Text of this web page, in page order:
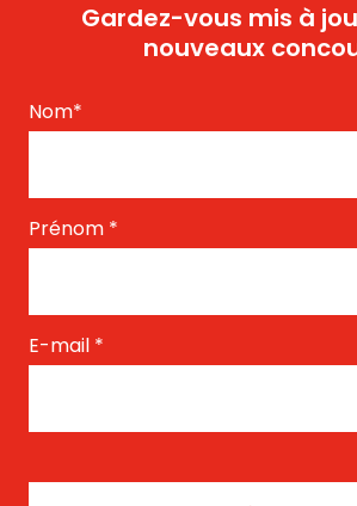
Gardez-vous mis à
nouveaux
Nom*
Prénom *
E-mail *